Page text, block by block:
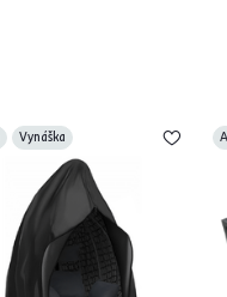
Vynáška